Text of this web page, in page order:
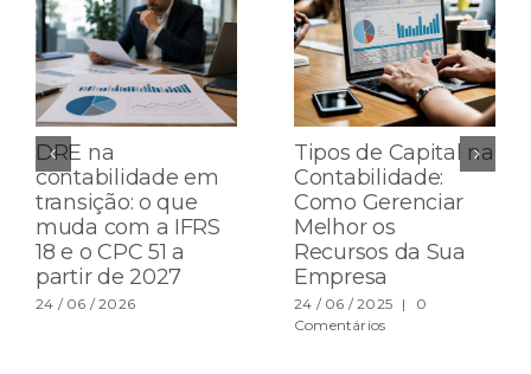
DRE na
contabilidade em
transição: o que
muda com a IFRS
18 e o CPC 51 a
partir de 2027
24 / 06 / 2026
Tipos de Capital na
Contabilidade:
Como Gerenciar
Melhor os
Recursos da Sua
Empresa
24 / 06 / 2025 |
0
Comentários